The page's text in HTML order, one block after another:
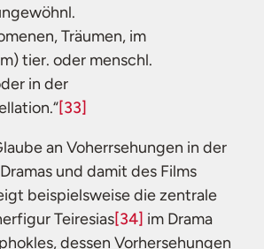
Träumen, im
tier. oder menschl.
in der
[33]
an Voherrsehungen in der
und damit des Films
beispielsweise die zentrale
Teiresias[34] im Drama
dessen Vorhersehungen